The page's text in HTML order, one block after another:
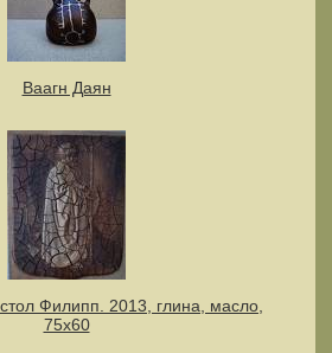
Ваагн Даян
Филипп. 2013, глина, масло,
75х60